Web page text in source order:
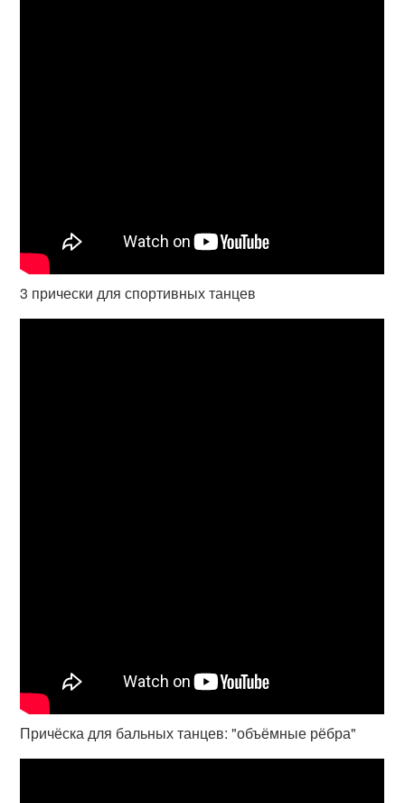
3 прически для спортивных танцев
Причёска для бальных танцев: "объёмные рёбра"